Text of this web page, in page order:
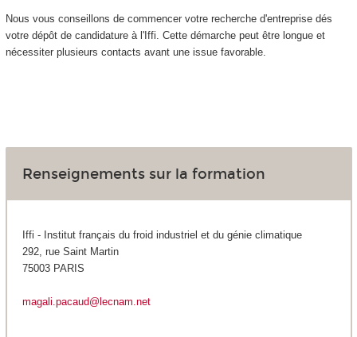
Nous vous conseillons de commencer votre recherche d'entreprise dés
votre dépôt de candidature à l'Iffi. Cette démarche peut être longue et
nécessiter plusieurs contacts avant une issue favorable.
Renseignements sur la formation
Iffi - Institut français du froid industriel et du génie climatique
292, rue Saint Martin
75003 PARIS
magali.pacaud@lecnam.net